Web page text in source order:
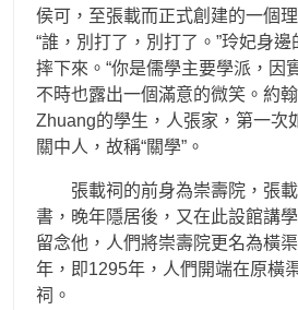
侯可，至張載而正式創建的一個
“誰，別打了，別打了。”玲妃身
摔下來。“你是儒學主要學派，因
不時也露出一個滿意的微笑。約
Zhuang的學生，人張家，第一次
關中人，故稱“關學”。
張載祠的前身為崇壽院，張載
書，晚年隱居後，又在此設館講
留念他，人們將崇壽院更名為橫
年，即1295年，人們開端在原橫
祠。